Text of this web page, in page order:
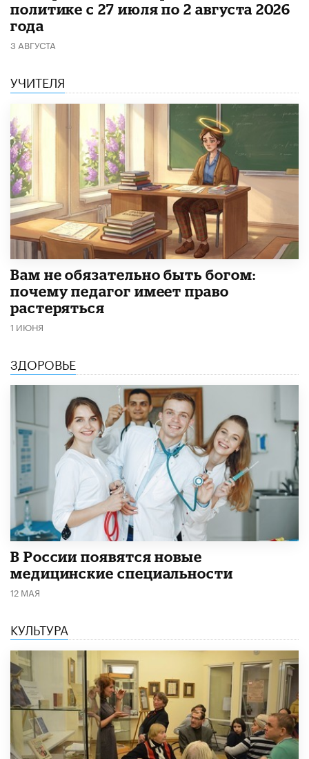
политике с 27 июля по 2 августа 2026
года
3 АВГУСТА
УЧИТЕЛЯ
​Вам не обязательно быть богом:
почему педагог имеет право
растеряться
1 ИЮНЯ
ЗДОРОВЬЕ
В России появятся новые
медицинские специальности
12 МАЯ
КУЛЬТУРА